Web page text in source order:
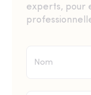
experts, pour